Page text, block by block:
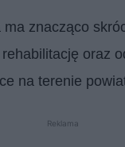
znacząco
oraz
na terenie
Reklama